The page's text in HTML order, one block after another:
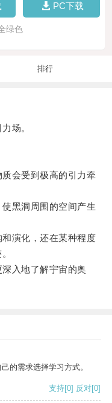
PC下载
绿色
排行
场。
会受到极高的引力牵
黑洞周围的空间产生
演化，还在某种程度
入地了解宇宙的奥
的需求选择学习方式。
支持[0] 反对[0]